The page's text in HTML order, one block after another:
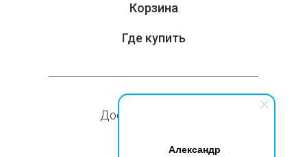
Александр
Корзина
Где купить
Доставка и оплата
Компания